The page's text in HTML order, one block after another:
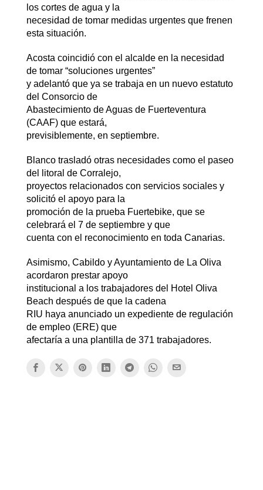
los cortes de agua y la
necesidad de tomar medidas urgentes que frenen
esta situación.
Acosta coincidió con el alcalde en la necesidad
de tomar “soluciones urgentes”
y adelantó que ya se trabaja en un nuevo estatuto
del Consorcio de
Abastecimiento de Aguas de Fuerteventura
(CAAF) que estará,
previsiblemente, en septiembre.
Blanco trasladó otras necesidades como el paseo
del litoral de Corralejo,
proyectos relacionados con servicios sociales y
solicitó el apoyo para la
promoción de la prueba Fuertebike, que se
celebrará el 7 de septiembre y que
cuenta con el reconocimiento en toda Canarias.
Asimismo, Cabildo y Ayuntamiento de La Oliva
acordaron prestar apoyo
institucional a los trabajadores del Hotel Oliva
Beach después de que la cadena
RIU haya anunciado un expediente de regulación
de empleo (ERE) que
afectaría a una plantilla de 371 trabajadores.